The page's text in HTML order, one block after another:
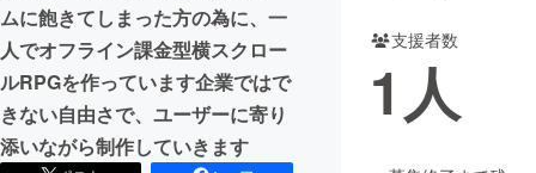
CAMPFIRE for Social Good
CAMPFIRE Creation
CAMPFIREふるさと納税machi-ya コミュニティ
ムに飽きてしまった方の為に、一
人でオフライン課金型横スクロー
ルRPGを作っています企業ではで
きない自由さで、ユーザーに寄り
添いながら制作していきます
支援者数
1人